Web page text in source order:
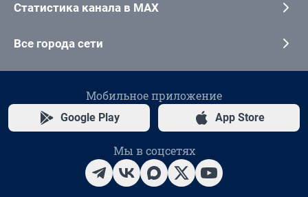
Статистика канала в MAX
Все города сети
Мобильное приложение
Google Play App Store
Мы в соцсетях